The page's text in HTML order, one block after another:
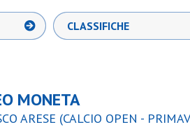
CLASSIFICHE
MONETA
ARESE (CALCIO OPEN -